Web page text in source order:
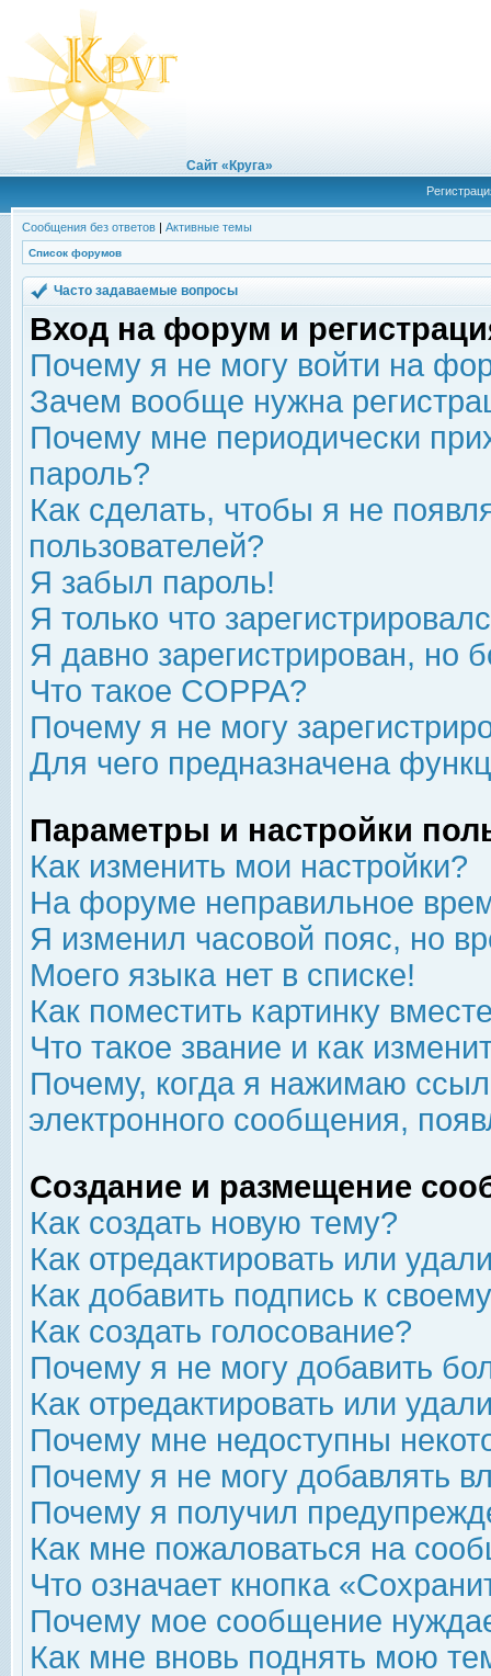
Сайт «Круга»
Сообщения без ответов | Активные темы
Список форумов
Часто задаваемые вопросы
Вход на форум и
Почему я не могу войти на
Зачем вообще нужна
Почему мне периодически
пароль?
Как сделать, чтобы я не
пользователей?
Я забыл пароль!
Я только что
Я давно зарегистрирован, но
Что такое COPPA?
Почему я не могу
Для чего предназначена
Параметры и настройки
Как изменить мои настройки?
На форуме неправильное
Я изменил часовой пояс, но
Моего языка нет в списке!
Как поместить картинку
Что такое звание и как
Почему, когда я нажимаю
электронного сообщения,
Создание и размещение
Как создать новую тему?
Как отредактировать или
Как добавить подпись к
Как создать голосование?
Почему я не могу добавить
Как отредактировать или
Почему мне недоступны
Почему я не могу добавлять
Почему я получил
Как мне пожаловаться на
Что означает кнопка
Почему мое сообщение
Как мне вновь поднять мою